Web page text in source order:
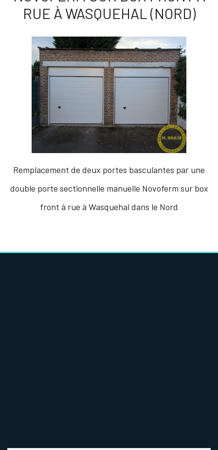
RUE À WASQUEHAL (NORD)
Remplacement de deux portes basculantes par une
double porte sectionnelle manuelle Novoferm sur box
front à rue à Wasquehal dans le Nord